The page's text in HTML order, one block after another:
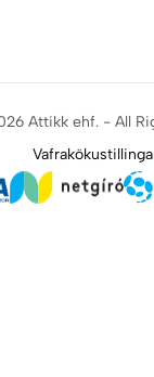
Attikk ehf. - All